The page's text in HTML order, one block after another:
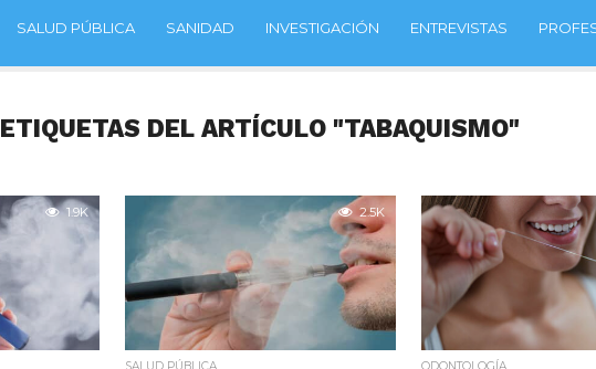
SALUD PÚBLICA SANIDAD INVESTIGACIÓN ENTREVISTAS
ETIQUETAS DEL ARTÍCULO "TABAQUISMO"
1.9K 2.5K